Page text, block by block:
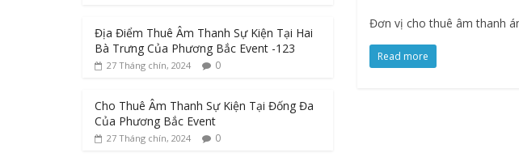
Đơn vị cho thuê âm thanh
Read more
Địa Điểm Thuê Âm Thanh Sự Kiện Tại Hai
Bà Trưng Của Phương Bắc Event -123
27 Tháng chín, 2024 0
Cho Thuê Âm Thanh Sự Kiện Tại Đống Đa
Của Phương Bắc Event
27 Tháng chín, 2024 0